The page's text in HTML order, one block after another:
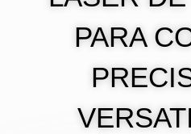
PARA